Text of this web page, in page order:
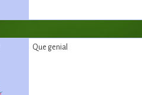
Que genial